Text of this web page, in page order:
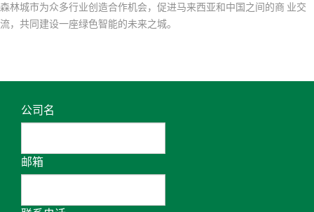
森林城市为众多行业创造合作机会，促进马来西亚和中国之间的商 业交
流，共同建设一座绿色智能的未来之城。
公司名
邮箱